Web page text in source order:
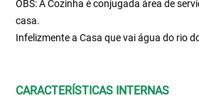
OBS: A Cozinha é conjugada área de
casa.
Infelizmente a Casa que vai água do rio
CARACTERÍSTICAS INTERNAS